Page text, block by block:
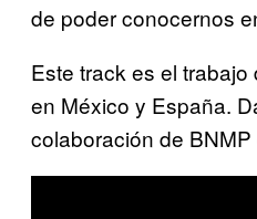
de poder conocernos
Este track es el
en México y España.
colaboración de